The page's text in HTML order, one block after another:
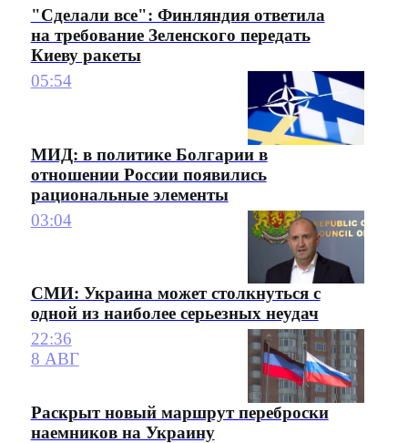
"Сделали все": Финляндия ответила
на требование Зеленского передать
Киеву ракеты
05:54
МИД: в политике Болгарии в
отношении России появились
рациональные элементы
03:04
СМИ: Украина может столкнуться с
одной из наиболее серьезных неудач
22:36
8 АВГ
Раскрыт новый маршрут переброски
наемников на Украину